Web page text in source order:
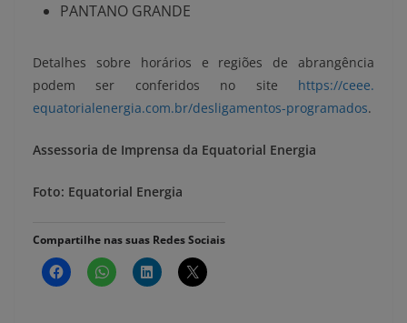
PANTANO GRANDE
Detalhes sobre horários e regiões de abrangência
podem ser conferidos no site https://ceee.
equatorialenergia.com.br/desligamentos-programados.
Assessoria de Imprensa da Equatorial Energia
Foto: Equatorial Energia
Compartilhe nas suas Redes Sociais